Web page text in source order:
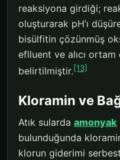
reaksiyona girdiği;
oluşturarak pH’ı
bisülfitin çözünmüş
eflluent ve alıcı
belirtilmiştir.[13]
Kloramin ve
Atık sularda amonyak
bulunduğunda
klorun giderimi